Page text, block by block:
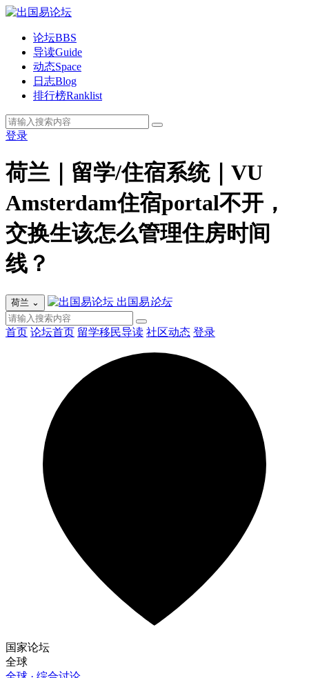
论坛BBS
导读Guide
动态Space
日志Blog
排行榜Ranklist
登录
荷兰｜留学/住宿系统｜VU
Amsterdam住宿portal不开，
交换生该怎么管理住房时间
线？
荷兰 ⌄ 出国易论坛
首页 论坛首页 留学移民导读 社区动态 登录
国家论坛
全球